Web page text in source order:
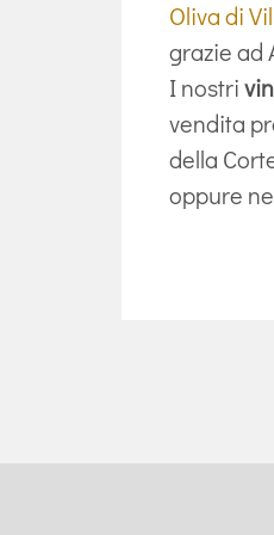
Oliva di
grazie ad
I nostri
vendita
della
oppure